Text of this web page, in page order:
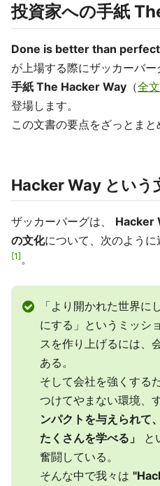
投資家への手紙
Done is better than perfect
が上場する際にザッカーバー
手紙 The Hacker Way （全
登場します。
この文書の要点をざっとまと
Hacker Way という
ザッカーバーグは、 Hacker
の文化について、次のように
1 。
「より開かれた世界に
にする」というミッシ
スを作り上げるには、
ある。
そして会社を強くする
つけてやまない環境、
ンパクトを与えられて
たくさんを学べる」
と
奮闘している。
そんな中で我々は